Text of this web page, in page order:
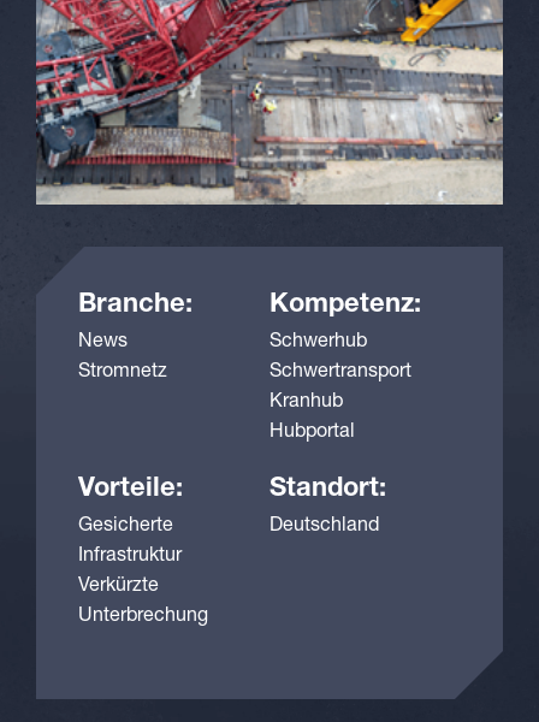
Branche:
News
Stromnetz
Kompetenz:
Schwerhub
Schwertransport
Kranhub
Hubportal
Vorteile:
Gesicherte
Infrastruktur
Verkürzte
Unterbrechung
Standort:
Deutschland